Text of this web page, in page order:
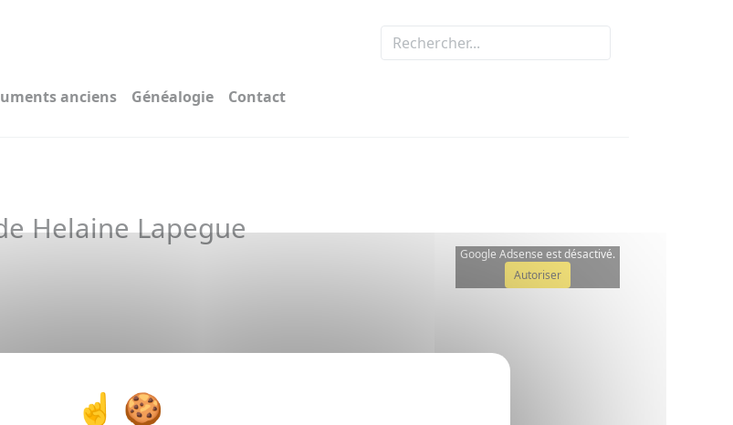
anciens Généalogie Contact
Helaine Lapegue
Google Adsense est désactivé.
Autoriser